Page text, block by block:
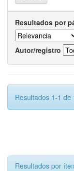
Resultados por
Autor/registro
Resultados 1-1 de
Resultados por